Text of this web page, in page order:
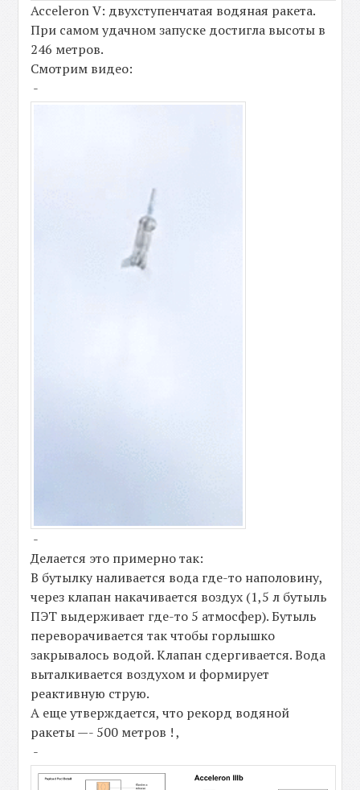
Acceleron V: двухступенчатая водяная ракета.
При самом удачном запуске достигла высоты в
246 метров.
Смотрим видео:
-
-
Делается это примерно так:
В бутылку наливается вода где-то наполовину,
через клапан накачивается воздух (1,5 л бутыль
ПЭТ выдерживает где-то 5 атмосфер). Бутыль
переворачивается так чтобы горлышко
закрывалось водой. Клапан сдергивается. Вода
выталкивается воздухом и формирует
реактивную струю.
А еще утверждается, что рекорд водяной
ракеты —- 500 метров ! ,
-